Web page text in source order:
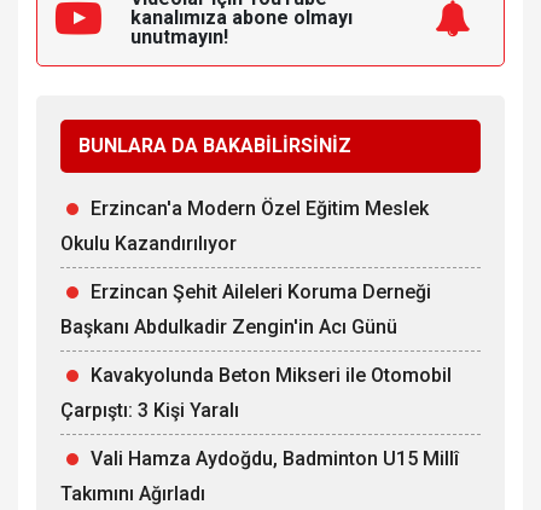
kanalımıza abone olmayı
unutmayın!
BUNLARA DA BAKABİLİRSİNİZ
Erzincan'a Modern Özel Eğitim Meslek
Okulu Kazandırılıyor
Erzincan Şehit Aileleri Koruma Derneği
Başkanı Abdulkadir Zengin'in Acı Günü
Kavakyolunda Beton Mikseri ile Otomobil
Çarpıştı: 3 Kişi Yaralı
Vali Hamza Aydoğdu, Badminton U15 Millî
Takımını Ağırladı